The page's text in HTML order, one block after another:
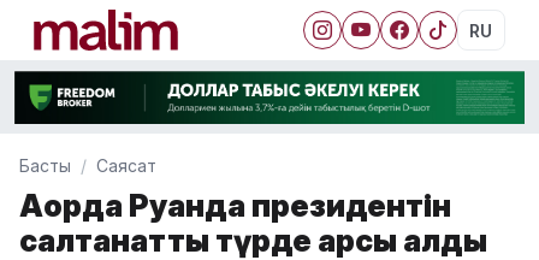
RU
Басты Саясат
Ақорда Руанда президентін
салтанатты түрде қарсы алды